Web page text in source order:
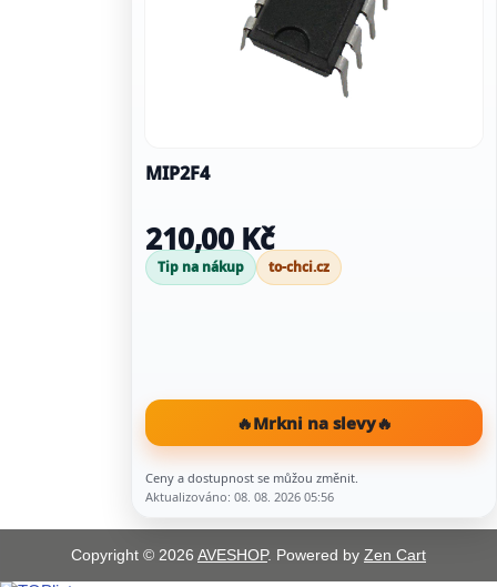
MIP2F4
210,00 Kč
Tip na nákup to-chci.cz
🔥Mrkni na slevy🔥
Ceny a dostupnost se můžou změnit.
Aktualizováno: 08. 08. 2026 05:56
Copyright © 2026 AVESHOP. Powered by Zen Cart